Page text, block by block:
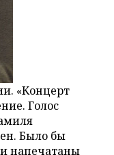
«Концерт
Голос
Было бы
напечатаны